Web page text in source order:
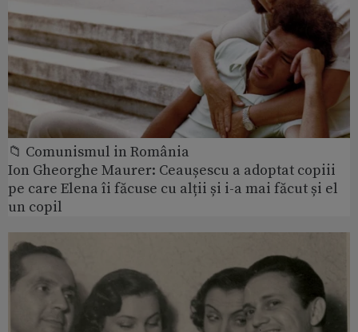
📁 Comunismul in România
Ion Gheorghe Maurer: Ceaușescu a adoptat copiii
pe care Elena îi făcuse cu alții și i-a mai făcut și el
un copil